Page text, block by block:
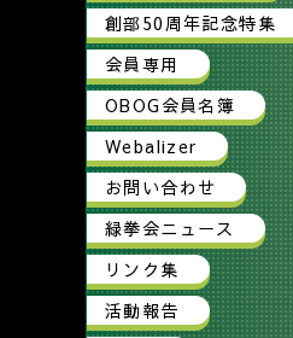
創部50周年記念特集
会員専用
OBOG会員名簿
Webalizer
お問い合わせ
緑拳会ニュース
リンク集
活動報告